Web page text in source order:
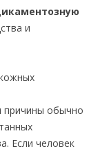
и
причины обычно
Если человек